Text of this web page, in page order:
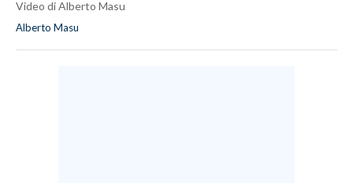
Video di Alberto Masu
Alberto Masu